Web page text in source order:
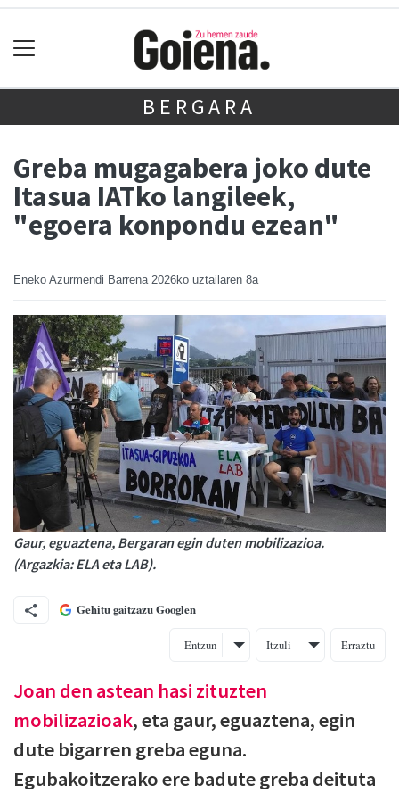
BERGARA
Greba mugagabera joko dute
Itasua IATko langileek,
"egoera konpondu ezean"
Eneko Azurmendi Barrena 2026ko uztailaren 8a
Gaur, eguaztena, Bergaran egin duten mobilizazioa.
(Argazkia: ELA eta LAB).
Gehitu gaitzazu Googlen
Entzun Itzuli Erraztu
Joan den astean hasi zituzten
mobilizazioak, eta gaur, eguaztena, egin
dute bigarren greba eguna.
Egubakoitzerako ere badute greba deituta